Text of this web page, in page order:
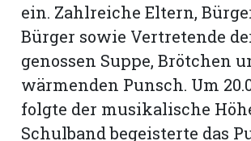
ein. Zahlreiche Eltern,
Bürger sowie Vertretende
genossen Suppe, Brötchen
wärmenden Punsch. Um
folgte der musikalische
Schulband begeisterte das